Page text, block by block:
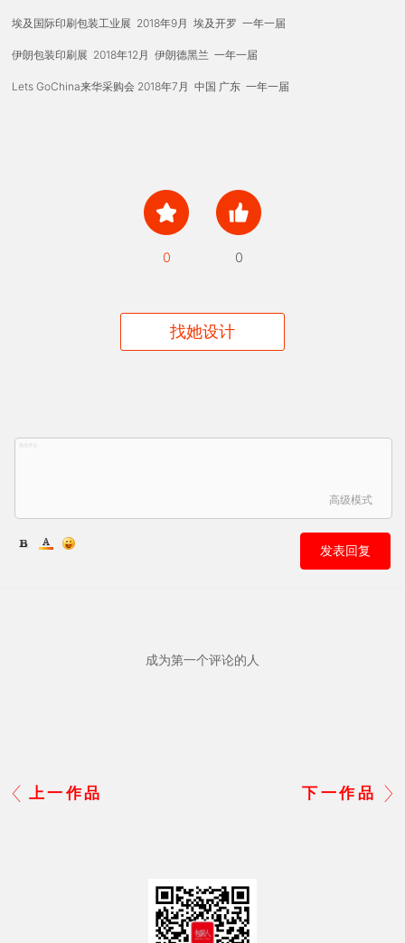
埃及国际印刷包装工业展 2018年9月 埃及开罗 一年一届
伊朗包装印刷展 2018年12月 伊朗德黑兰 一年一届
Lets GoChina来华采购会 2018年7月 中国 广东 一年一届
0 0
找她设计
高级模式
发表回复
成为第一个评论的人
上一作品 下一作品